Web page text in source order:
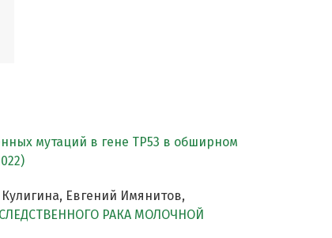
мутаций в гене TP53 в обширном
Евгений Имянитов,
РАКА МОЛОЧНОЙ